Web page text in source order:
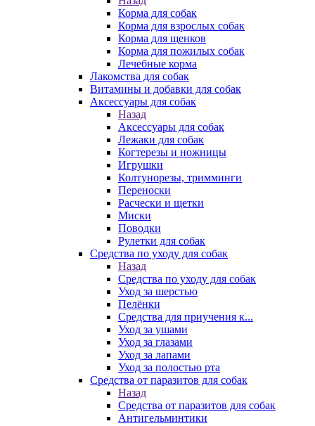
Корма для собак
Корма для взрослых собак
Корма для щенков
Корма для пожилых собак
Лечебные корма
Лакомства для собак
Витамины и добавки для собак
Аксессуары для собак
Назад
Аксессуары для собак
Лежаки для собак
Когтерезы и ножницы
Игрушки
Колтунорезы, тримминги
Переноски
Расчески и щетки
Миски
Поводки
Рулетки для собак
Средства по уходу для собак
Назад
Средства по уходу для собак
Уход за шерстью
Пелёнки
Средства для приучения к...
Уход за ушами
Уход за глазами
Уход за лапами
Уход за полостью рта
Средства от паразитов для собак
Назад
Средства от паразитов для собак
Антигельминтики